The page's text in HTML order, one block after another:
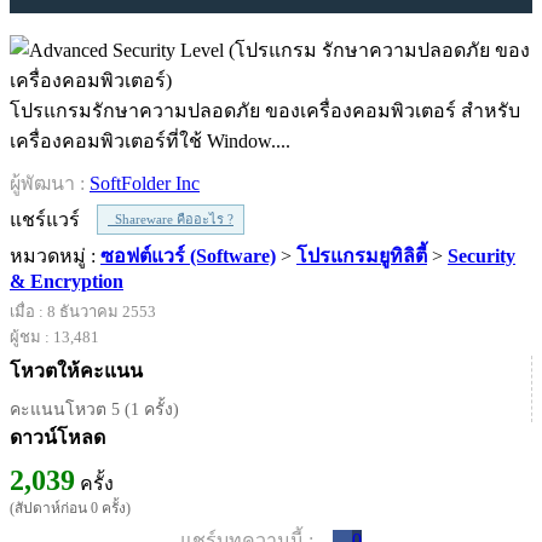
โปรแกรมรักษาความปลอดภัย ของเครื่องคอมพิวเตอร์ สำหรับ
เครื่องคอมพิวเตอร์ที่ใช้ Window....
ผู้พัฒนา : SoftFolder Inc
แชร์แวร์
Shareware คืออะไร ?
หมวดหมู่ : ซอฟต์แวร์ (Software) > โปรแกรมยูทิลิตี้ > Security
& Encryption
เมื่อ : 8 ธันวาคม 2553
ผู้ชม : 13,481
โหวตให้คะแนน
คะแนนโหวต 5 (1 ครั้ง)
ดาวน์โหลด
2,039 ครั้ง
(สัปดาห์ก่อน 0 ครั้ง)